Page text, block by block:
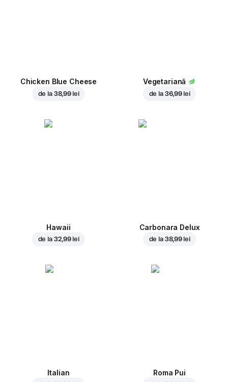
Chicken Blue Cheese
de la 38,99 lei
Vegetariană
de la 36,99 lei
Hawaii
de la 32,99 lei
Carbonara Delux
de la 38,99 lei
Italian Roma Pui